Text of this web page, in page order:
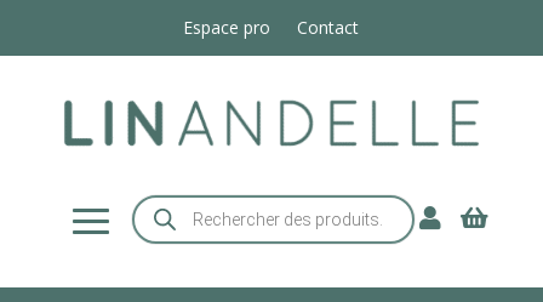
Espace pro Contact
Recherche
de
produits
 